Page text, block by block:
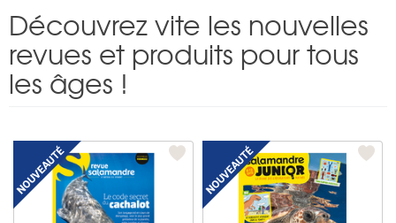
Découvrez vite les nouvelles
revues et produits pour tous
les âges !